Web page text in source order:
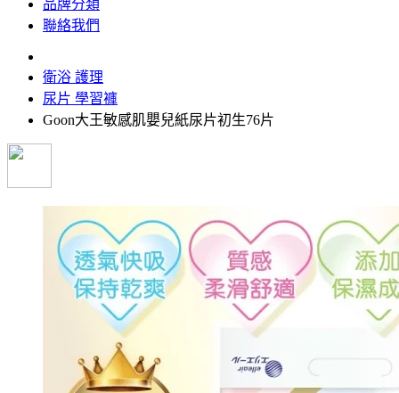
品牌分類
聯絡我們
衛浴 護理
尿片 學習褲
Goon大王敏感肌嬰兒紙尿片初生76片